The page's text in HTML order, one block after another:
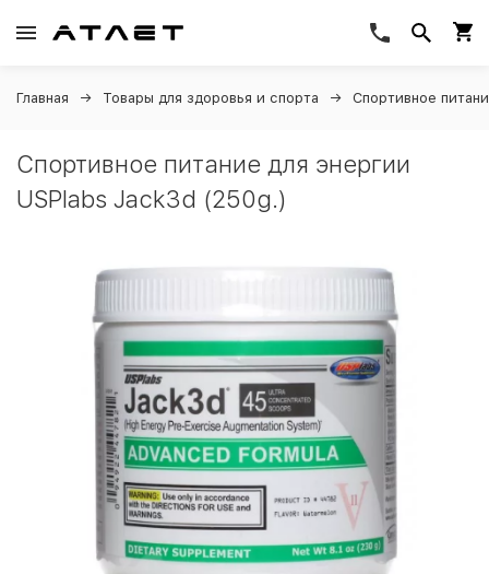
Главная Товары для здоровья и спорта Спортивное
Спортивное питание для энергии
USPlabs Jack3d (250g.)